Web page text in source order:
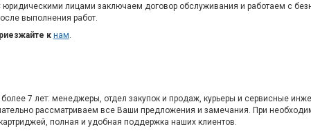
лицами заключаем договор обслуживания и работаем с
выполнения работ.
к нам.
7 лет: менеджеры, отдел закупок и продаж, курьеры и сервисные
рассматриваем все Ваши предложения и замечания. При
полная и удобная поддержка наших клиентов.